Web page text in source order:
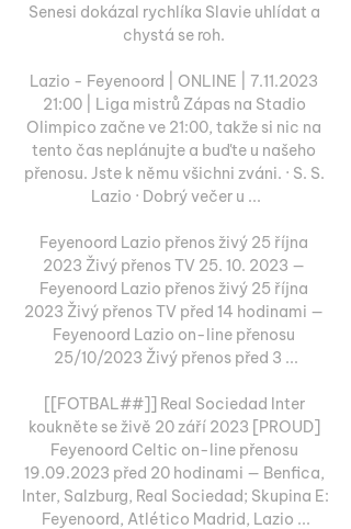
Senesi dokázal rychlíka Slavie uhlídat a
chystá se roh.
Lazio - Feyenoord | ONLINE | 7.11.2023
21:00 | Liga mistrů Zápas na Stadio
Olimpico začne ve 21:00, takže si nic na
tento čas neplánujte a buďte u našeho
přenosu. Jste k němu všichni zváni. · S. S.
Lazio · Dobrý večer u ...
Feyenoord Lazio přenos živý 25 října
2023 Živý přenos TV 25. 10. 2023 —
Feyenoord Lazio přenos živý 25 října
2023 Živý přenos TV před 14 hodinami —
Feyenoord Lazio on-line přenosu
25/10/2023 Živý přenos před 3 ...
[[FOTBAL##]] Real Sociedad Inter
koukněte se živě 20 září 2023 [PROUD]
Feyenoord Celtic on-line přenosu
19.09.2023 před 20 hodinami — Benfica,
Inter, Salzburg, Real Sociedad; Skupina E:
Feyenoord, Atlético Madrid, Lazio ...